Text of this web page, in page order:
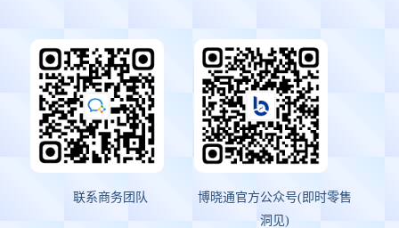
联系商务团队
博晓通官方公众号(即时零售
洞见)